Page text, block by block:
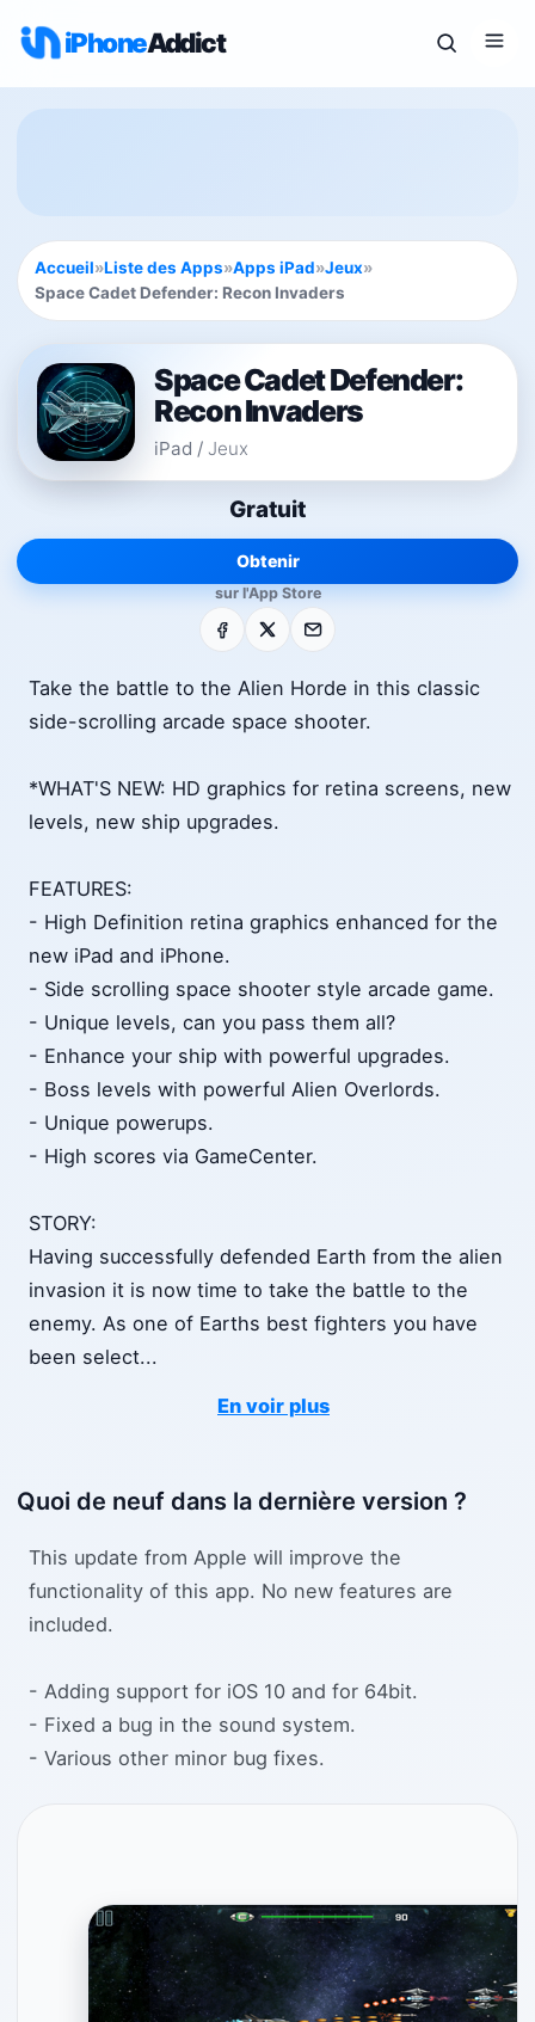
iPhoneAddict
Accueil»Liste des Apps»Apps iPad»Jeux»
Space Cadet Defender: Recon Invaders
Space Cadet Defender:
Recon Invaders
iPad / Jeux
Gratuit
Obtenir
sur l'App Store
Facebook E-mail
Take the battle to the Alien Horde in this classic
side-scrolling arcade space shooter.
*WHAT'S NEW: HD graphics for retina screens, new
levels, new ship upgrades.
FEATURES:
- High Definition retina graphics enhanced for the
new iPad and iPhone.
- Side scrolling space shooter style arcade game.
- Unique levels, can you pass them all?
- Enhance your ship with powerful upgrades.
- Boss levels with powerful Alien Overlords.
- Unique powerups.
- High scores via GameCenter.
STORY:
Having successfully defended Earth from the alien
invasion it is now time to take the battle to the
enemy. As one of Earths best fighters you have
been select...
En voir plus
Quoi de neuf dans la dernière version ?
This update from Apple will improve the
functionality of this app. No new features are
included.
- Adding support for iOS 10 and for 64bit.
- Fixed a bug in the sound system.
- Various other minor bug fixes.